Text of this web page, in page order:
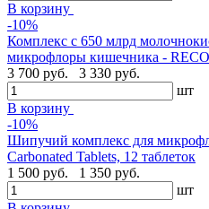
В корзину
-10%
Комплекс с 650 млрд
микрофлоры кишечника -
3 700 руб.
3 330 руб.
шт
В корзину
-10%
Шипучий комплекс для
Carbonated Tablets, 12 таблеток
1 500 руб.
1 350 руб.
шт